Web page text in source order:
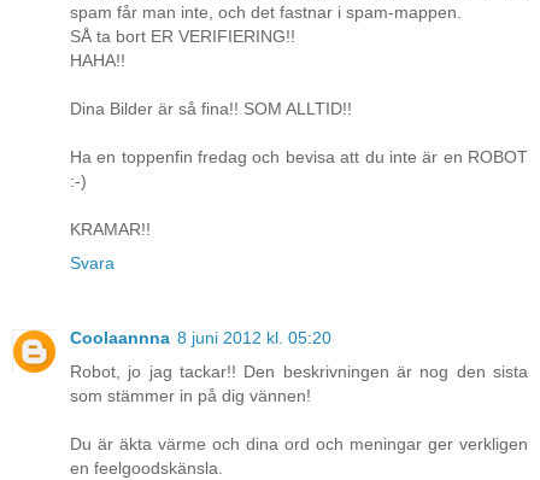
spam får man inte, och det fastnar i spam-mappen.
SÅ ta bort ER VERIFIERING!!
HAHA!!
Dina Bilder är så fina!! SOM ALLTID!!
Ha en toppenfin fredag och bevisa att du inte är en ROBOT
:-)
KRAMAR!!
Svara
Coolaannna 8 juni 2012 kl. 05:20
Robot, jo jag tackar!! Den beskrivningen är nog den sista
som stämmer in på dig vännen!
Du är äkta värme och dina ord och meningar ger verkligen
en feelgoodskänsla.